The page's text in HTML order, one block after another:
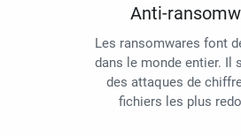
Anti-
Les ransomwares font
dans le monde entier. Il
des attaques de
fichiers les plus